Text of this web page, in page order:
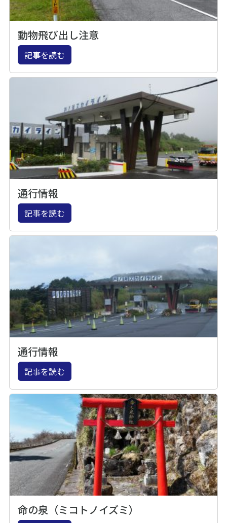
動物飛び出し注意
記事を読む
通行情報
記事を読む
通行情報
記事を読む
命の泉（ミコトノイズミ）